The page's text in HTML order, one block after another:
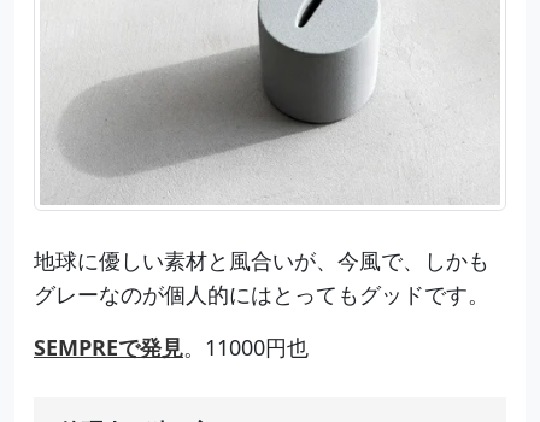
地球に優しい素材と風合いが、今風で、しかも
グレーなのが個人的にはとってもグッドです。
SEMPREで発見。11000円也